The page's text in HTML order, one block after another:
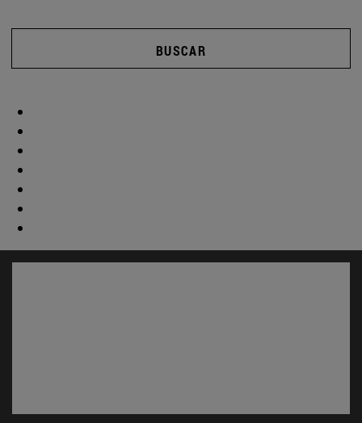
BUSCAR